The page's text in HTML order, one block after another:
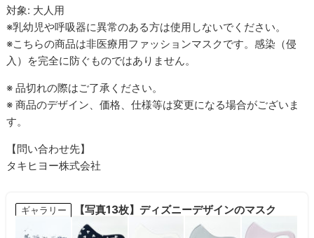
対象: 大人用
※乳幼児や呼吸器に異常のある方は使用しないでください。
※こちらの商品は非医療用ファッションマスクです。感染（侵
入）を完全に防ぐものではありません。
※ 品切れの際はご了承ください。
※ 商品のデザイン、価格、仕様等は変更になる場合がございま
す。
【問い合わせ先】
タキヒヨー株式会社
ギャラリー 【写真13枚】ディズニーデザインのマスク